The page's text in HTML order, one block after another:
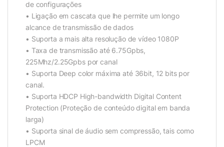
de configurações
• Ligação em cascata que lhe permite um longo
alcance de transmissão de dados
• Suporta a mais alta resolução de vídeo 1080P
• Taxa de transmissão até 6.75Gpbs,
225Mhz/2.25Gpbs por canal
• Suporta Deep color máxima até 36bit, 12 bits por
canal.
• Suporta HDCP High-bandwidth Digital Content
Protection (Proteção de conteúdo digital em banda
larga)
• Suporta sinal de áudio sem compressão, tais como
LPCM